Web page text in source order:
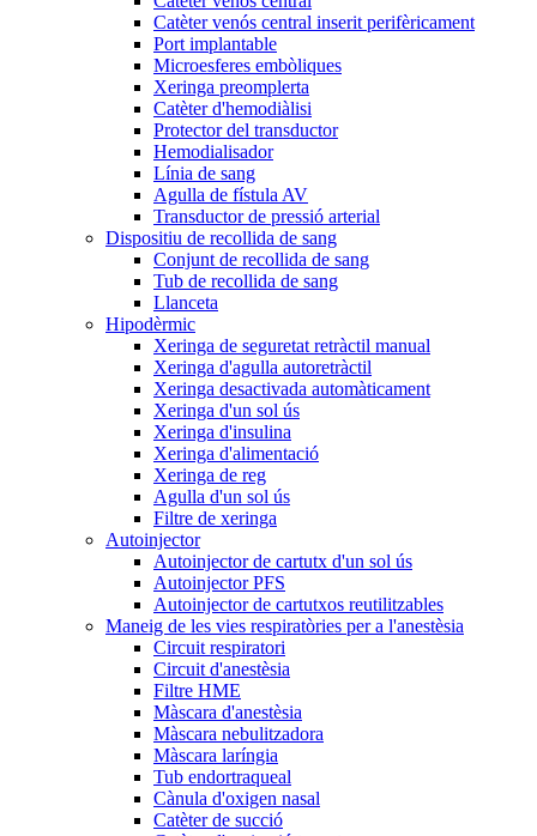
Catèter venós central inserit perifèricament
Port implantable
Microesferes embòliques
Xeringa preomplerta
Catèter d'hemodiàlisi
Protector del transductor
Hemodialisador
Línia de sang
Agulla de fístula AV
Transductor de pressió arterial
Dispositiu de recollida de sang
Conjunt de recollida de sang
Tub de recollida de sang
Llanceta
Hipodèrmic
Xeringa de seguretat retràctil manual
Xeringa d'agulla autoretràctil
Xeringa desactivada automàticament
Xeringa d'un sol ús
Xeringa d'insulina
Xeringa d'alimentació
Xeringa de reg
Agulla d'un sol ús
Filtre de xeringa
Autoinjector
Autoinjector de cartutx d'un sol ús
Autoinjector PFS
Autoinjector de cartutxos reutilitzables
Maneig de les vies respiratòries per a l'anestèsia
Circuit respiratori
Circuit d'anestèsia
Filtre HME
Màscara d'anestèsia
Màscara nebulitzadora
Màscara laríngia
Tub endortraqueal
Cànula d'oxigen nasal
Catèter de succió